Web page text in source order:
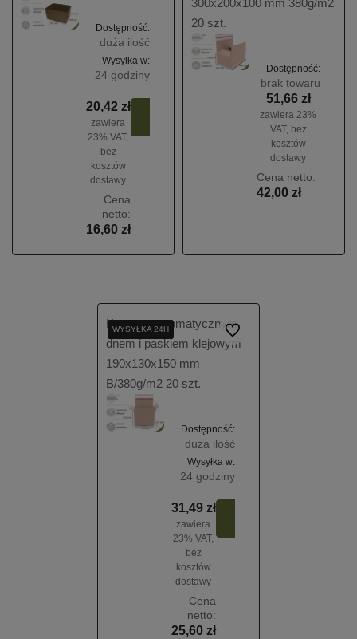
Dostępność:
duża ilość
Wysyłka w:
24 godziny
20,42 zł
zawiera
23% VAT,
bez
kosztów
dostawy
Cena
netto:
16,60 zł
20 szt.
Dostępność:
brak towaru
51,66 zł
zawiera 23%
VAT, bez
kosztów
dostawy
Cena netto:
42,00 zł
Karton z automatycznym
dnem i paskiem klejowym
190x130x150 mm
B/380g/m2 20 szt.
WYSYŁKA 24H
WYSYŁKA 24H
WYSYŁKA 24H
Dostępność:
duża ilość
Wysyłka w:
24 godziny
31,49 zł
zawiera
23% VAT,
bez
kosztów
dostawy
Cena
netto:
25,60 zł
Do ulubionych